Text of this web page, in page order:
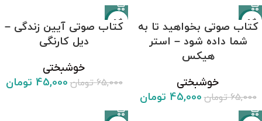
-31%
کتاب صوتی بخواهید تا به
شما داده شود – استر
هیکس
خوشبختی
65,000 تومان 45,000 تومان
-31%
کتاب صوتی آیین زندگی –
دیل کارنگی
خوشبختی
65,000 تومان 45,000 تومان